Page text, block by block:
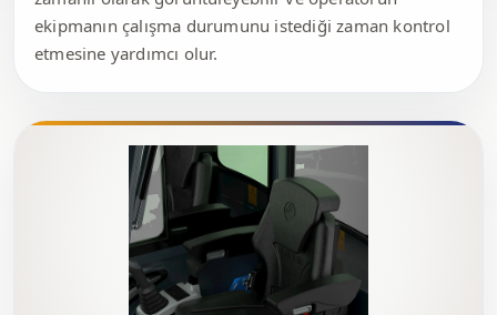
ekipmanın çalışma durumunu istediği zaman kontrol
etmesine yardımcı olur.